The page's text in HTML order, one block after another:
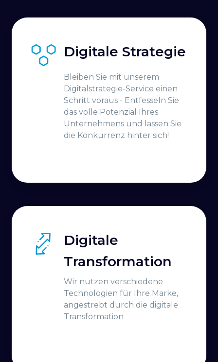
Digitale Strategie
Bleiben Sie mit unserem
Digitalstrategie-Service einen
Schritt voraus - Entfesseln Sie
das volle Potenzial Ihres
Unternehmens und lassen Sie
die Konkurrenz hinter sich!
Digitale
Transformation
Wir nutzen verschiedene
Technologien für Ihre Marke,
angestrebt durch die digitale
Transformation